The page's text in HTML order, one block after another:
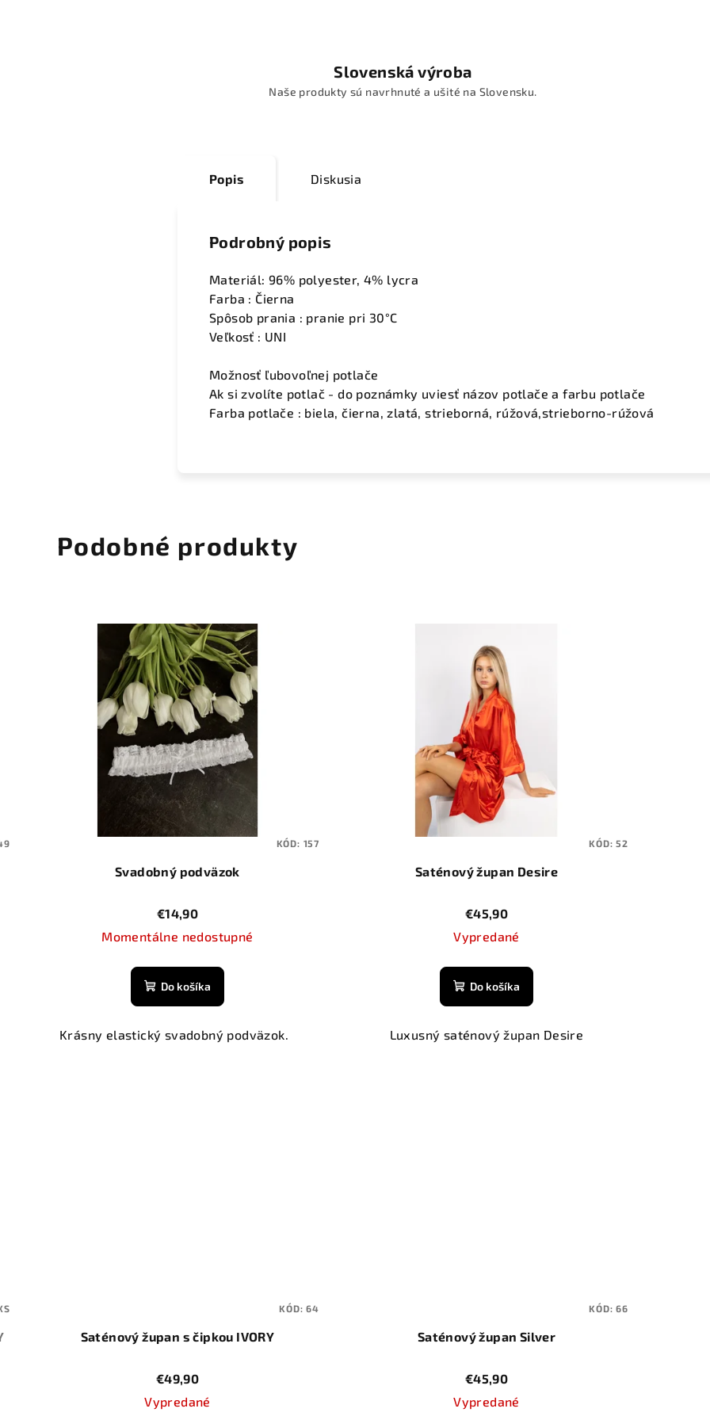
Slovenská výroba
Naše produkty sú navrhnuté a ušité na Slovensku.
Popis Diskusia
Podrobný popis
Materiál: 96% polyester, 4% lycra
Farba : Čierna
Spôsob prania : pranie pri 30°C
Veľkosť : UNI
Možnosť ľubovoľnej potlače
Ak si zvolíte potlač - do poznámky uviesť názov potlače a farbu potlače
Farba potlače : biela, čierna, zlatá, strieborná, rúžová,strieborno-rúžová
Podobné produkty
Svadobný podväzok
€14,90
Momentálne nedostupné
Do košíka
Krásny elastický svadobný podväzok.
KÓD: 157
Saténový župan Desire
€45,90
Vypredané
Do košíka
Luxusný saténový župan Desire
KÓD:52
Saténový župan s čipkou IVORY
€49,90
Vypredané
KÓD:64
Saténový župan Silver
€45,90
Vypredané
KÓD:66